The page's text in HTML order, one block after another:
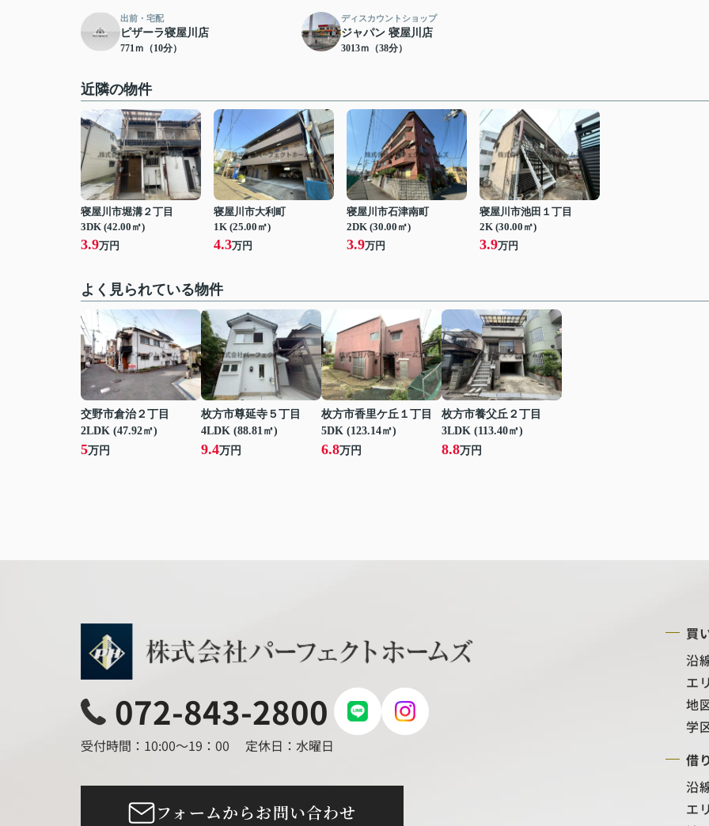
出前・宅配
ピザーラ寝屋川店
771ｍ（10分）
ディスカウントショップ
ジャパン 寝屋川店
3013ｍ（38分）
近隣の物件
寝屋川市堀溝２丁目
3DK (42.00㎡)
3.9万円
寝屋川市大利町
1K (25.00㎡)
4.3万円
寝屋川市石津南町
2DK (30.00㎡)
3.9万円
寝屋川市池田１丁目
2K (30.00㎡)
3.9万円
よく見られている物件
交野市倉治２丁目
2LDK (47.92㎡)
5万円
枚方市尊延寺５丁目
4LDK (88.81㎡)
9.4万円
枚方市香里ケ丘１丁目
5DK (123.14㎡)
6.8万円
枚方市養父丘２丁目
3LDK (113.40㎡)
8.8万円
072-843-2800
受付時間：10:00～19：00 定休日：水曜日
フォームからお問い合わせ
買
沿
エ
地
学
借
沿
エ